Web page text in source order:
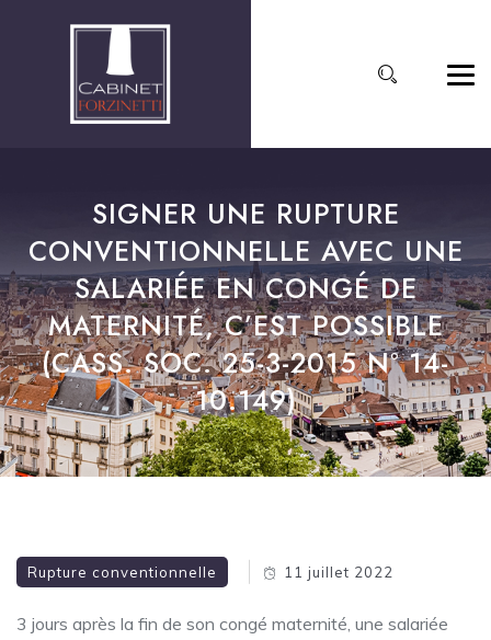
SIGNER UNE RUPTURE
CONVENTIONNELLE AVEC UNE
SALARIÉE EN CONGÉ DE
MATERNITÉ, C’EST POSSIBLE
(CASS. SOC. 25-3-2015 N° 14-
10.149)
Rupture conventionnelle 11 juillet 2022
3 jours après la fin de son congé maternité, une salariée